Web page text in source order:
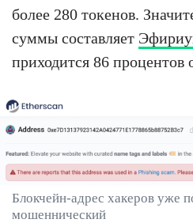
более 280 токенов.
суммы составляет
приходится 86 процентов
Блокчейн-адрес хакеров уже
мошеннический